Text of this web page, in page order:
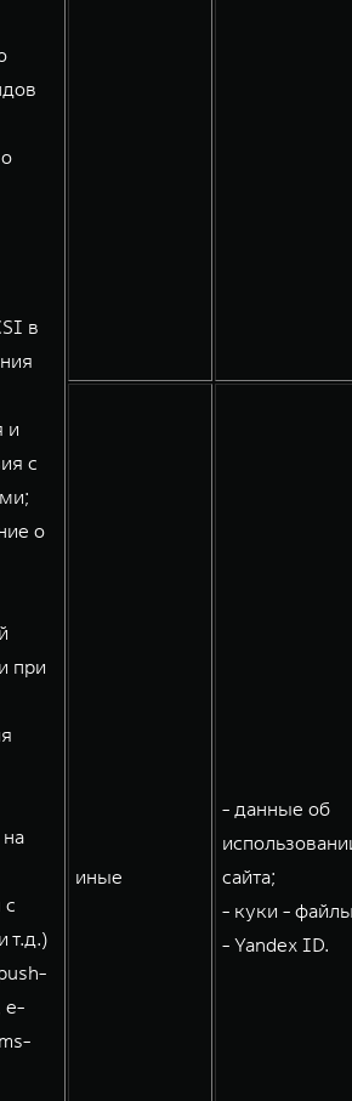
в
и
с
о
при
с
т.д.)
e-
иные
- данные об
сайта;
- куки -
- Yandex ID.